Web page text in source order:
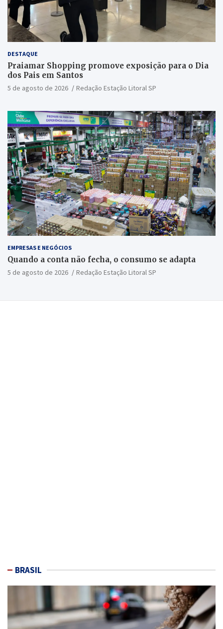
DESTAQUE
Praiamar Shopping promove exposição para o Dia
dos Pais em Santos
5 de agosto de 2026 Redação Estação Litoral SP
EMPRESAS E NEGÓCIOS
Quando a conta não fecha, o consumo se adapta
5 de agosto de 2026 Redação Estação Litoral SP
BRASIL